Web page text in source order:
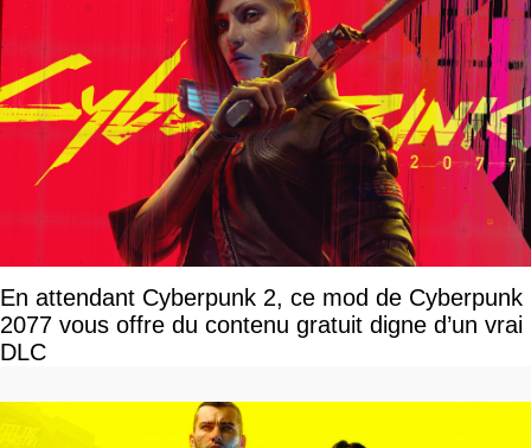
En attendant Cyberpunk 2, ce mod de Cyberpunk
2077 vous offre du contenu gratuit digne d’un vrai
DLC